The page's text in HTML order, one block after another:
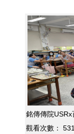
銘傳傳院USRx
觀看次數：
531